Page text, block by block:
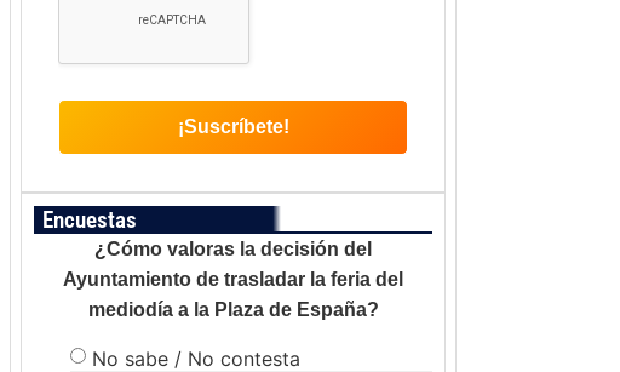
Encuestas
¿Cómo valoras la decisión del
Ayuntamiento de trasladar la feria del
mediodía a la Plaza de España?
No sabe / No contesta